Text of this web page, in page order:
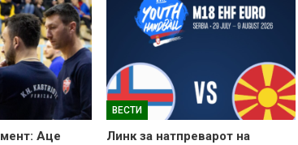
Аце
ВЕСТИ
Линк за натпреварот на